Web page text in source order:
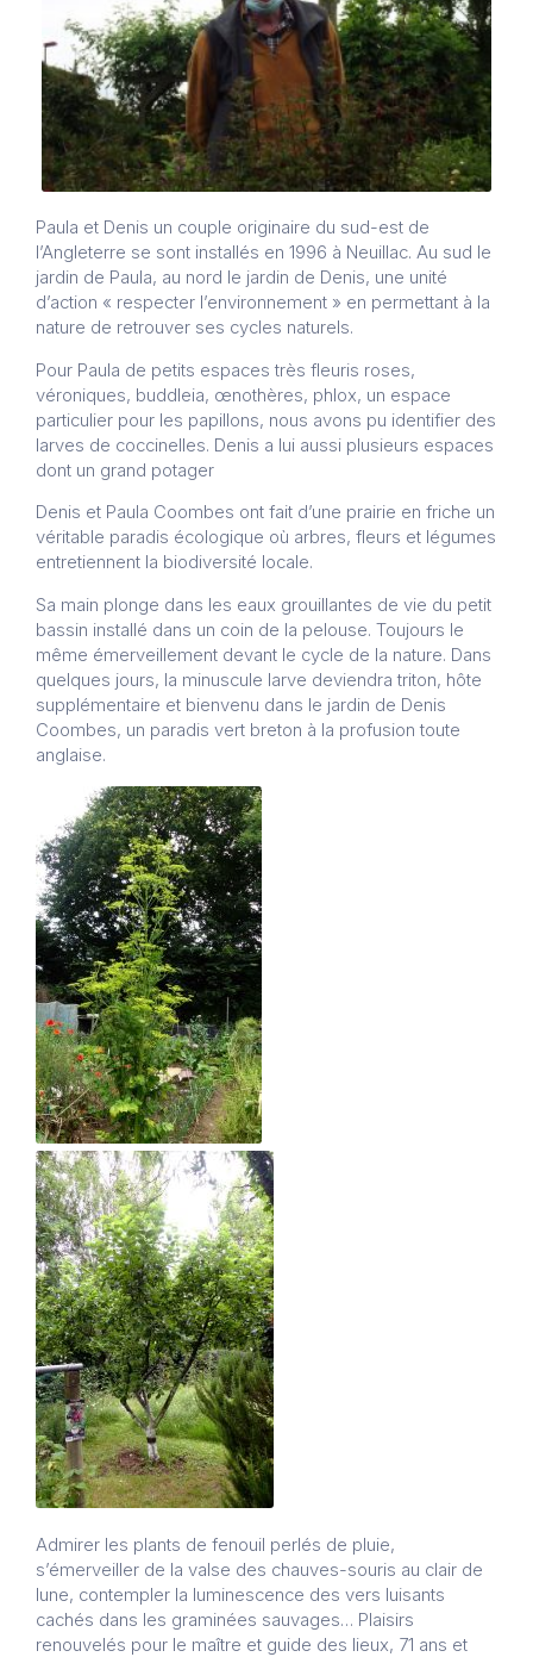
Paula et Denis un couple originaire du sud-est de
l’Angleterre se sont installés en 1996 à Neuillac. Au sud le
jardin de Paula, au nord le jardin de Denis, une unité
d’action « respecter l’environnement » en permettant à la
nature de retrouver ses cycles naturels.
Pour Paula de petits espaces très fleuris roses,
véroniques, buddleia, œnothères, phlox, un espace
particulier pour les papillons, nous avons pu identifier des
larves de coccinelles. Denis a lui aussi plusieurs espaces
dont un grand potager
Denis et Paula Coombes ont fait d’une prairie en friche un
véritable paradis écologique où arbres, fleurs et légumes
entretiennent la biodiversité locale.
Sa main plonge dans les eaux grouillantes de vie du petit
bassin installé dans un coin de la pelouse. Toujours le
même émerveillement devant le cycle de la nature. Dans
quelques jours, la minuscule larve deviendra triton, hôte
supplémentaire et bienvenu dans le jardin de Denis
Coombes, un paradis vert breton à la profusion toute
anglaise.
Admirer les plants de fenouil perlés de pluie,
s’émerveiller de la valse des chauves-souris au clair de
lune, contempler la luminescence des vers luisants
cachés dans les graminées sauvages… Plaisirs
renouvelés pour le maître et guide des lieux, 71 ans et